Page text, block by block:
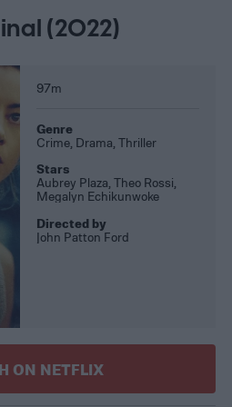
(2022)
97m
Genre
Crime, Drama, Thriller
Stars
Aubrey Plaza, Theo Rossi,
Megalyn Echikunwoke
Directed by
John Patton Ford
ON NETFLIX